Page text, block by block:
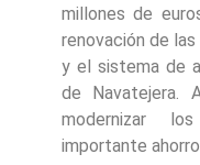
millones de
renovación de
y el sistema de
de Navatejera.
modernizar
importante